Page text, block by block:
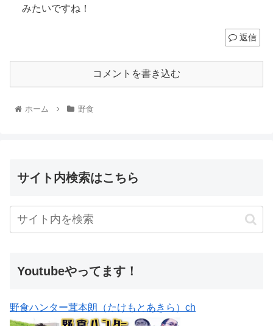
みたいですね！
返信
コメントを書き込む
ホーム 野食
サイト内検索はこちら
Youtubeやってます！
野食ハンター茸本朗（たけもとあきら）ch